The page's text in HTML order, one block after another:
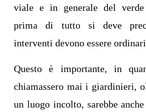
viale e in generale del verde
prima di tutto si deve
interventi devono essere
Questo è importante, in
chiamassero mai i giardinieri,
un luogo incolto, sarebbe